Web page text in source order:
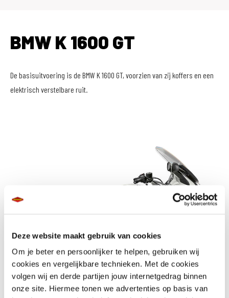
Deze website maakt gebruik van cookies
Om je beter en persoonlijker te helpen, gebruiken wij
cookies en vergelijkbare technieken. Met de cookies
volgen wij en derde partijen jouw internetgedrag binnen
onze site. Hiermee tonen we advertenties op basis van
BMW K 1600 GT
De basisuitvoering is de BMW K 1600 GT, voorzien van zij koffers en een
elektrisch verstelbare ruit.